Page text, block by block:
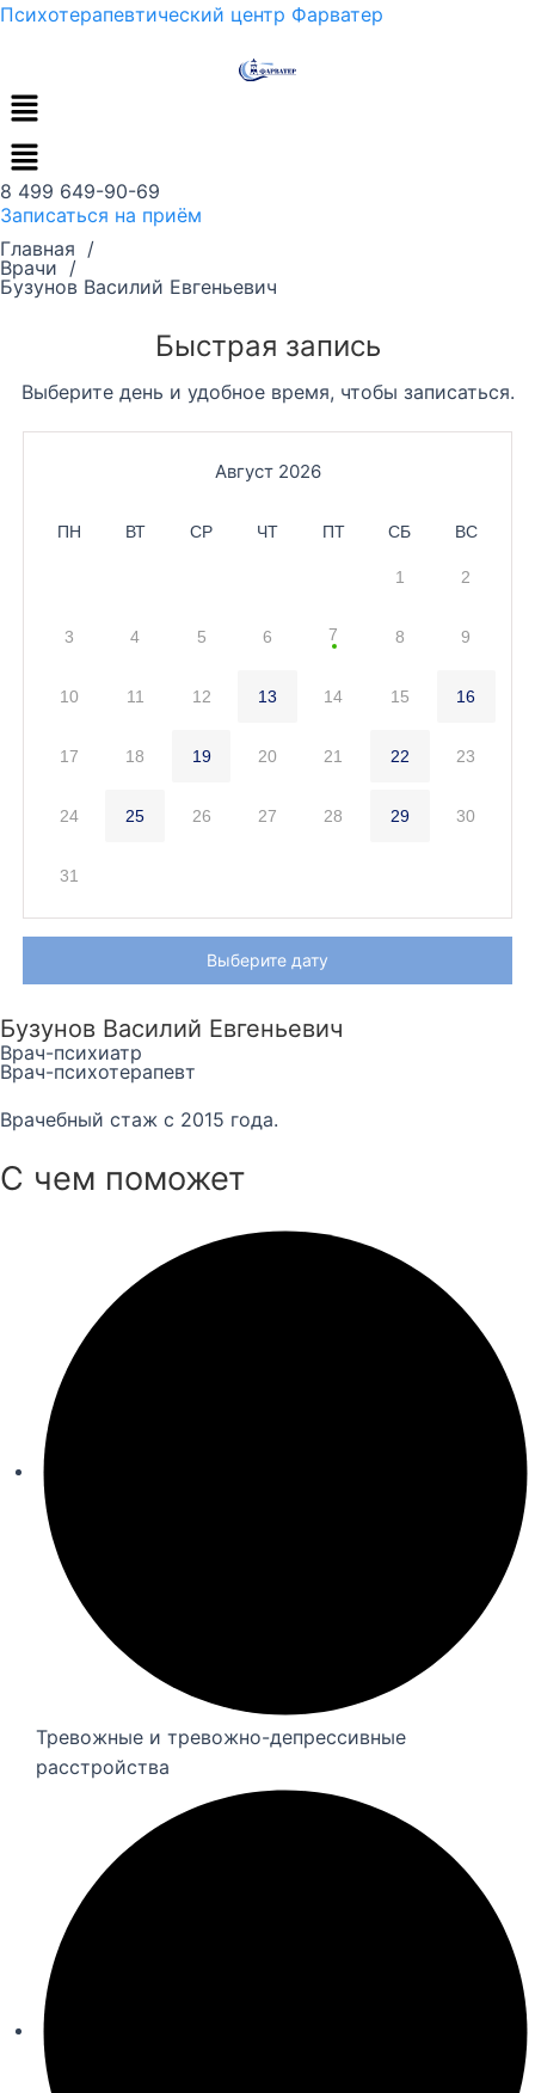
Перейти
Психотерапевтический центр Фарватер
Меню
8 499 649-90-69
Записаться на приём
Главная /
Врачи /
Бузунов Василий Евгеньевич
Быстрая запись
Выберите день и удобное время, чтобы записаться.
Август 2026
ПН ВТ СР ЧТ ПТ СБ ВС
1 2
3 4 5 6 7 8 9
10 11 12 13 14 15 16
17 18 19 20 21 22 23
24 25 26 27 28 29 30
31
Выберите дату
Бузунов Василий Евгеньевич
Врач-психиатр
Врач-психотерапевт
Врачебный стаж с 2015 года.
С чем поможет
Тревожные и тревожно-депрессивные
расстройства